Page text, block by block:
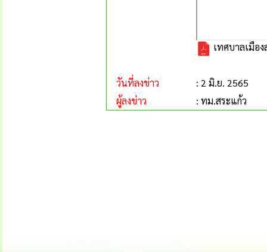
เทศบาลเมือ
วันที่ลงข่าว
: 2 มิ.ย. 2565
ผู้ลงข่าว
: ทม.สระแก้ว